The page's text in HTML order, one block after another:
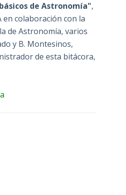
de Astronomía",
colaboración con la
de Astronomía, varios
y B. Montesinos,
de esta bitácora,